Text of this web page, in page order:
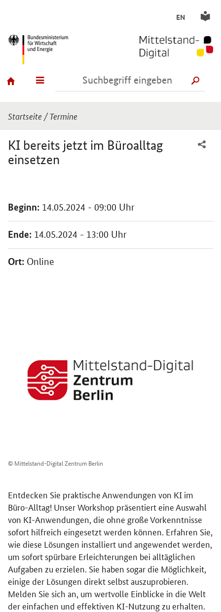
EN
Sie sind hier:
Startseite /Termine
KI bereits jetzt im Büroalltag
einsetzen
Beginn: 14.05.2024 - 09:00 Uhr
Ende: 14.05.2024 - 13:00 Uhr
Ort: Online
© Mittelstand-Digital Zentrum Berlin
Entdecken Sie praktische Anwendungen von KI im
Büro-Alltag! Unser Workshop präsentiert eine Auswahl
von KI-Anwendungen, die ohne große Vorkenntnisse
sofort hilfreich eingesetzt werden können. Erfahren Sie,
wie diese Lösungen installiert und angewendet werden,
um sofort spürbare Erleichterungen bei alltäglichen
Aufgaben zu erzielen. Sie haben sogar die Möglichkeit,
einige der Lösungen direkt selbst auszuprobieren.
Melden Sie sich an, um wertvolle Einblicke in die Welt
der einfachen und effektiven KI-Nutzung zu erhalten.